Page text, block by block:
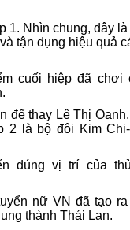
1. Nhìn chung, đây
tận dụng hiệu quả
cuối hiệp đã chơi
để thay Lê Thị
2 là bộ đôi Kim
đúng vị trí của
nữ VN đã tạo
thành Thái Lan.